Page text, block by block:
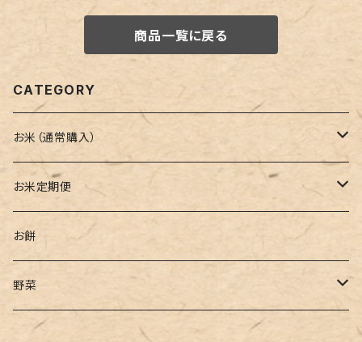
商品一覧に戻る
CATEGORY
お米（通常購入）
ひとめぼれ
ササニシキ
つや姫
ミルキークイーン
お米定期便
毎月発送定期便
45日ごと発送定期便
2か月ごと発送定期便
お餅
野菜
枝豆